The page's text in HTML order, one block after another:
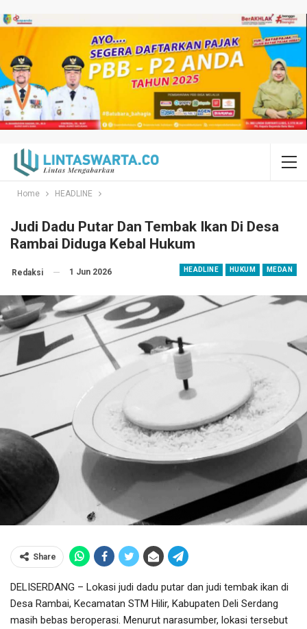
Home HEADLINE
Judi Dadu Putar Dan Tembak Ikan Di Desa
Rambai Diduga Kebal Hukum
HEADLINE HUKUM MEDAN
Redaksi 1 Jun 2026
Share
DELISERDANG – Lokasi judi dadu putar dan judi tembak ikan di
Desa Rambai, Kecamatan STM Hilir, Kabupaten Deli Serdang
masih bebas beroperasi. Menurut narasumber, lokasi tersebut